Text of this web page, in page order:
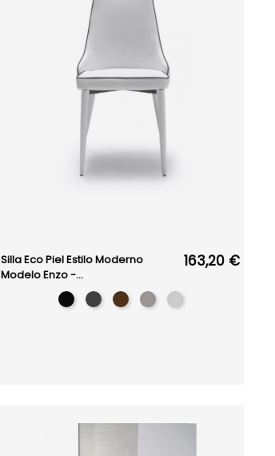
Silla Eco Piel Estilo Moderno
Modelo Enzo -...
163,20 €